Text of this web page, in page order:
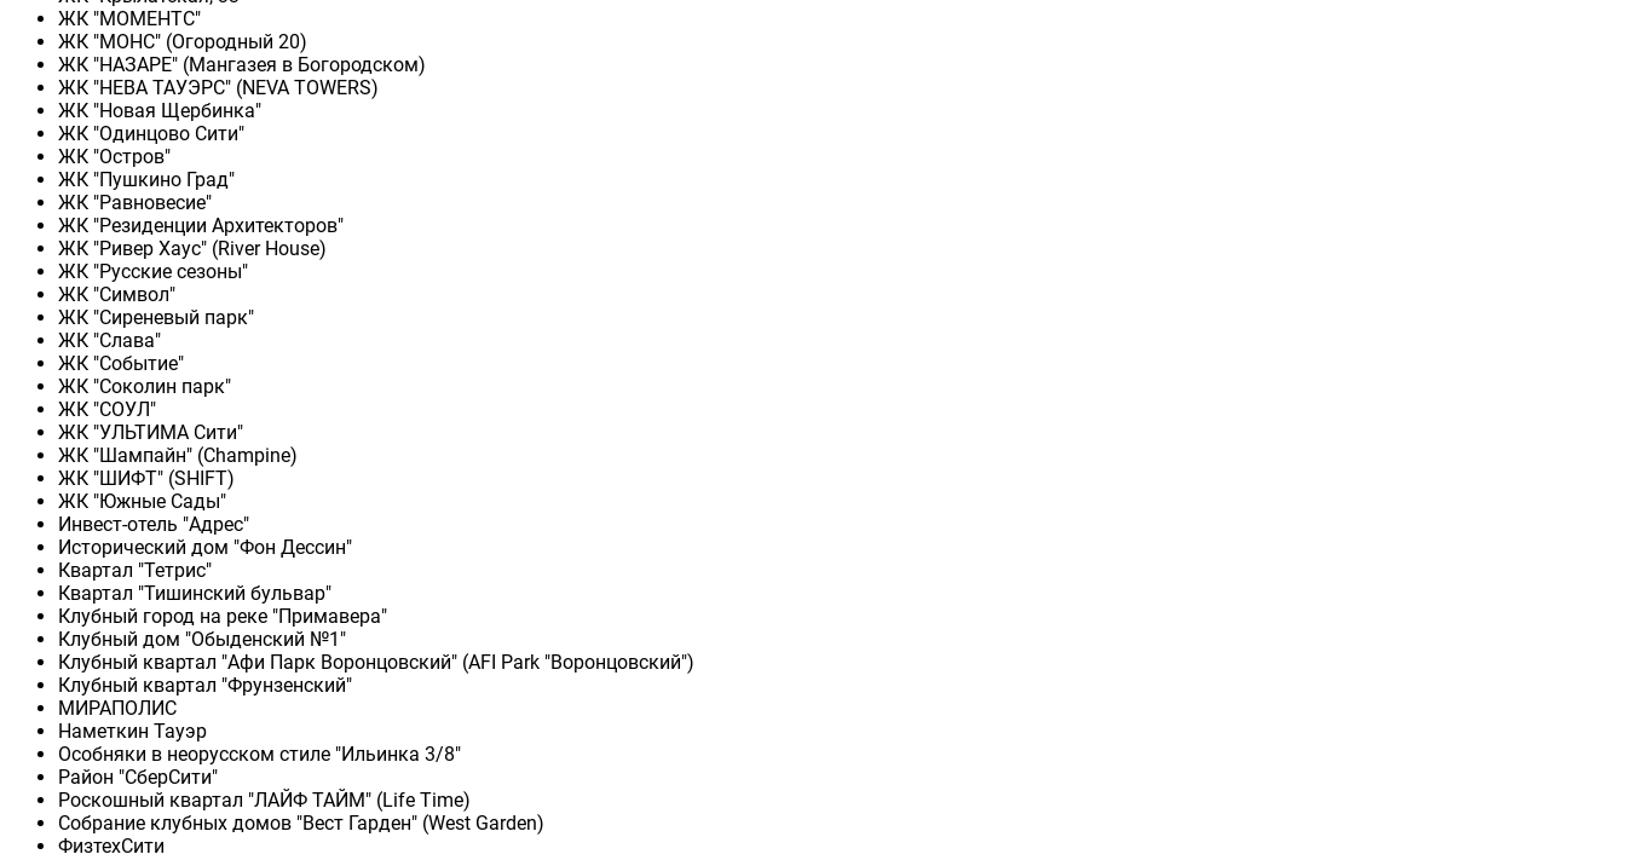
ЖК "МОМЕНТС"
ЖК "МОНС" (Огородный 20)
ЖК "НАЗАРЕ" (Мангазея в Богородском)
ЖК "НЕВА ТАУЭРС" (NEVA TOWERS)
ЖК "Новая Щербинка"
ЖК "Одинцово Сити"
ЖК "Остров"
ЖК "Пушкино Град"
ЖК "Равновесие"
ЖК "Резиденции Архитекторов"
ЖК "Ривер Хаус" (River Нouse)
ЖК "Русские сезоны"
ЖК "Символ"
ЖК "Сиреневый парк"
ЖК "Слава"
ЖК "Событие"
ЖК "Соколин парк"
ЖК "СОУЛ"
ЖК "УЛЬТИМА Сити"
ЖК "Шампайн" (Champine)
ЖК "ШИФТ" (SHIFT)
ЖК "Южные Сады"
Инвест-отель "Адрес"
Исторический дом "Фон Дессин"
Квартал "Тетрис"
Квартал "Тишинский бульвар"
Клубный город на реке "Примавера"
Клубный дом "Обыденский №1"
Клубный квартал "Афи Парк Воронцовский" (AFI Park "Воронцовский")
Клубный квартал "Фрунзенский"
МИРАПОЛИС
Наметкин Тауэр
Особняки в неорусском стиле "Ильинка 3/8"
Район "СберСити"
Роскошный квартал "ЛАЙФ ТАЙМ" (Life Time)
Собрание клубных домов "Вест Гарден" (West Garden)
ФизтехСити